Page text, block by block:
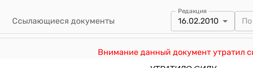
Ссылающиеся документы
Редакция
16.02.2010
Внимание данный документ утратил